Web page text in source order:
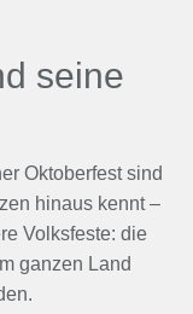
seine
Oktoberfest sind
hinaus kennt –
Volksfeste: die
ganzen Land